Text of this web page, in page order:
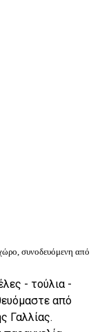
συνοδευόμενη από
- τούλια -
από
Γαλλίας.